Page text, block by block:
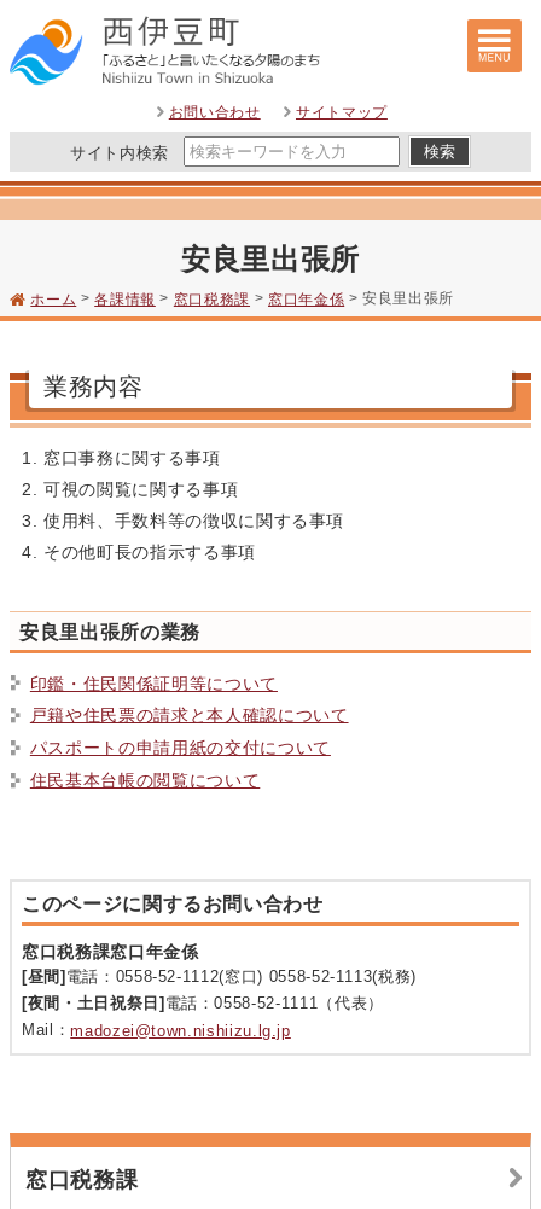
お問い合わせ サイトマップ
サイト内検索
安良里出張所
ホーム >各課情報 > 窓口税務課 > 窓口年金係 > 安良里出張所
業務内容
窓口事務に関する事項
可視の閲覧に関する事項
使用料、手数料等の徴収に関する事項
その他町長の指示する事項
安良里出張所の業務
印鑑・住民関係証明等について
戸籍や住民票の請求と本人確認について
パスポートの申請用紙の交付について
住民基本台帳の閲覧について
このページに関するお問い合わせ
窓口税務課窓口年金係
[昼間] 電話：0558-52-1112(窓口) 0558-52-1113(税務)
[夜間・土日祝祭日] 電話：0558-52-1111（代表）
Mail：madozei@town.nishiizu.lg.jp
窓口税務課